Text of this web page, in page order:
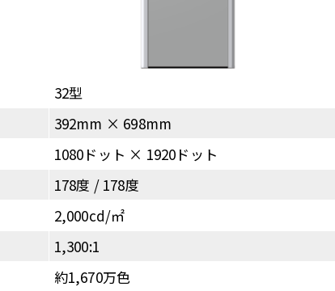
32型
392mm × 698mm
1080ドット × 1920ドット
178度 / 178度
2,000cd/㎡
1,300:1
約1,670万色